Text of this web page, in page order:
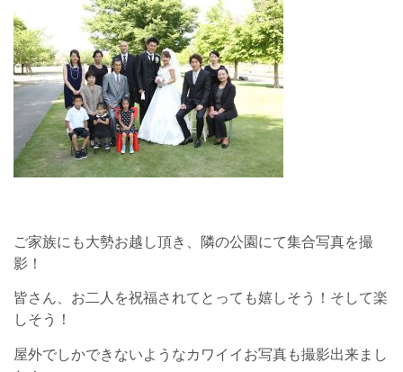
ご家族にも大勢お越し頂き、隣の公園にて集合写真を撮
影！
皆さん、お二人を祝福されてとっても嬉しそう！そして楽
しそう！
屋外でしかできないようなカワイイお写真も撮影出来まし